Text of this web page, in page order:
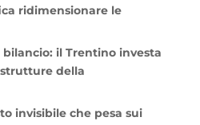
ridimensionare le
il Trentino investa
della
invisibile che pesa sui